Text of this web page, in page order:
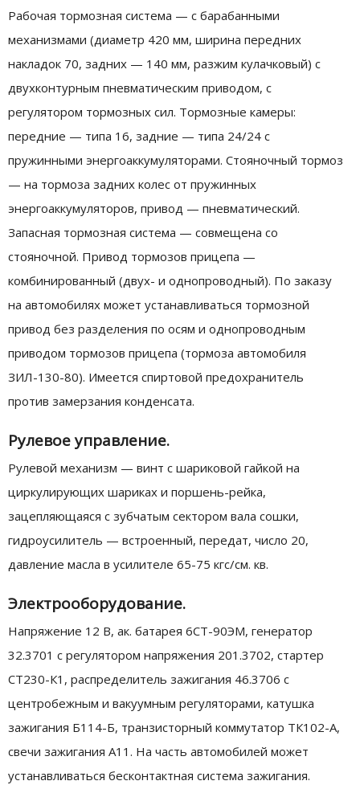
Рабочая тормозная система — с барабанными
механизмами (диаметр 420 мм, ширина передних
накладок 70, задних — 140 мм, разжим кулачковый) с
двухконтурным пневматическим приводом, с
регулятором тормозных сил. Тормозные камеры:
передние — типа 16, задние — типа 24/24 с
пружинными энергоаккумуляторами. Стояночный тормоз
— на тормоза задних колес от пружинных
энергоаккумуляторов, привод — пневматический.
Запасная тормозная система — совмещена со
стояночной. Привод тормозов прицепа —
комбинированный (двух- и однопроводный). По заказу
на автомобилях может устанавливаться тормозной
привод без разделения по осям и однопроводным
приводом тормозов прицепа (тормоза автомобиля
ЗИЛ-130-80). Имеется спиртовой предохранитель
против замерзания конденсата.
Рулевое управление.
Рулевой механизм — винт с шариковой гайкой на
циркулирующих шариках и поршень-рейка,
зацепляющаяся с зубчатым сектором вала сошки,
гидроусилитель — встроенный, передат, число 20,
давление масла в усилителе 65-75 кгс/см. кв.
Электрооборудование.
Напряжение 12 В, ак. батарея 6СТ-90ЭМ, генератор
32.3701 с регулятором напряжения 201.3702, стартер
СТ230-К1, распределитель зажигания 46.3706 с
центробежным и вакуумным регуляторами, катушка
зажигания Б114-Б, транзисторный коммутатор ТК102-А,
свечи зажигания А11. На часть автомобилей может
устанавливаться бесконтактная система зажигания.